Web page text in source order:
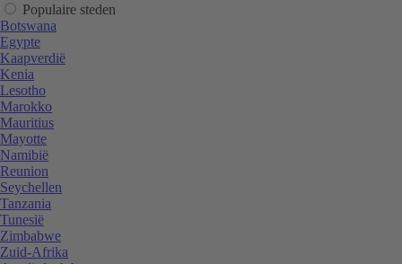
Populaire steden
Botswana
Egypte
Kaapverdië
Kenia
Lesotho
Marokko
Mauritius
Mayotte
Namibië
Reunion
Seychellen
Tanzania
Tunesië
Zimbabwe
Zuid-Afrika